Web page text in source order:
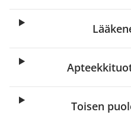
Toisen